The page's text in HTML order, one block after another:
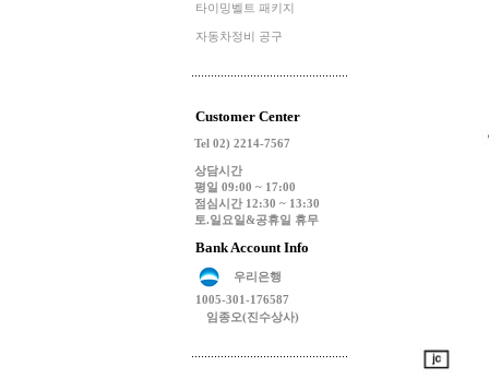
타이밍벨트 패키지
자동차정비 공구
Customer Center
Tel 02) 2214-7567
상담시간
평일 09:00 ~ 17:00
점심시간 12:30 ~ 13:30
토.일요일&공휴일 휴무
Bank Account Info
우리은행
1005-301-176587
임종오(진수상사)